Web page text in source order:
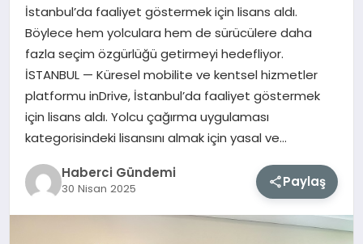
MAGAZIN
EĞITIM
SAĞLIK
TEKNOLOJI
İstanbul’da faaliyet göstermek için lisans aldı.
Böylece hem yolculara hem de sürücülere daha
fazla seçim özgürlüğü getirmeyi hedefliyor.
İSTANBUL — Küresel mobilite ve kentsel hizmetler
platformu inDrive, İstanbul’da faaliyet göstermek
için lisans aldı. Yolcu çağırma uygulaması
kategorisindeki lisansını almak için yasal ve…
Haberci Gündemi
30 Nisan 2025 Paylaş